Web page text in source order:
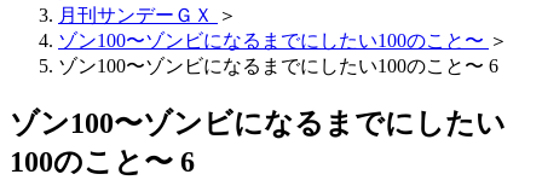
月刊サンデーＧＸ
＞
ゾン100〜ゾンビになるまでにしたい100のこと〜 ＞
ゾン100〜ゾンビになるまでにしたい100のこと〜 6
ゾン100〜ゾンビになるまでにしたい
100のこと〜 6